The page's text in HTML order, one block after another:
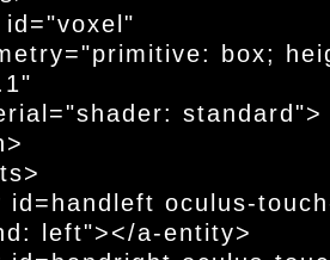
left"></a-entity>